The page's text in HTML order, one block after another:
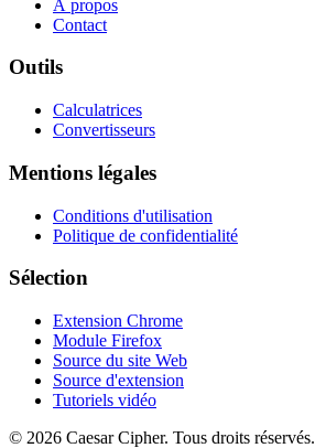
À propos
Contact
Outils
Calculatrices
Convertisseurs
Mentions légales
Conditions d'utilisation
Politique de confidentialité
Sélection
Extension Chrome
Module Firefox
Source du site Web
Source d'extension
Tutoriels vidéo
© 2026 Caesar Cipher. Tous droits réservés.